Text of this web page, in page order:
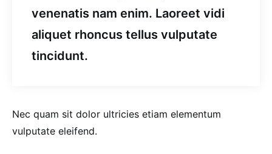
venenatis nam enim. Laoreet vidi
aliquet rhoncus tellus vulputate
tincidunt.
Nec quam sit dolor ultricies etiam elementum
vulputate eleifend.